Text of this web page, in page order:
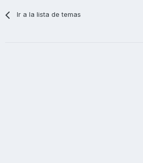
Ir a la lista de temas